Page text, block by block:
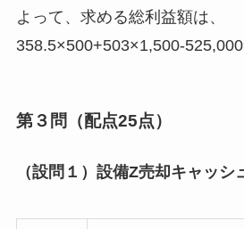
よって、求める総利益額は、
358.5×500+503×1,500-
第３問（配点25点）
（設問１）設備Z売却キャッシ